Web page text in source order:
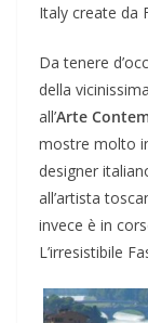
Italy create da
Da tenere
della vicinissima
all’Arte
mostre molto
designer
all’artista
invece è in
L’irresistibile